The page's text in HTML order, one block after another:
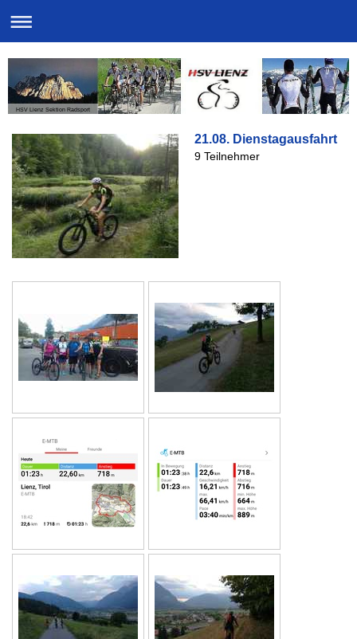
HSV Lienz Sektion Radsport
21.08. Dienstagausfahrt
9 Teilnehmer